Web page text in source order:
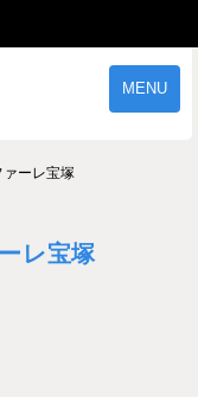
MENU
ご契約の流れ
ァーレ宝塚
レ宝塚